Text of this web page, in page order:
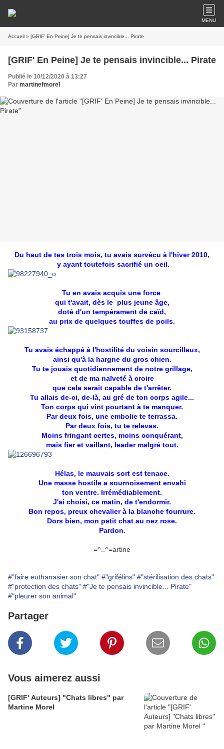
MENU
Accueil » [GRIF' En Peine] Je te pensais invincible... Pirate
[GRIF' En Peine] Je te pensais invincible... Pirate
Publié le 10/12/2020 à 13:27
Par martinefmorel
Du haut de tes trois mois, tu avais survécu à l'hiver 2010,
y ayant toutefois sacrifié un oeil.
Tu en avais acquis une force
qui t'avait, dès le plus jeune âge,
doté d'un tempérament de caïd,
au prix de quelques touffes de poils.
Tu avais échappé à l'hostilité du voisin sourcilleux,
ainsi qu'à la hargne du gros chien.
Tu te jouais quotidiennement de notre grillage,
et de ma naïveté à croire
que cela serait capable de t'arrêter.
Tu allais de-ci, de-là, au gré de ton corps agile...
Ton corps qui vint pourtant à te manquer.
Par deux fois, une embolie te terrassa.
Par deux fois, tu te relevas.
Moins fringant certes, moins conquérant,
mais fier et vaillant, leader malgré tout.
Hélas, le mauvais sort est tenace.
Une masse hostile a sournoisement envahi
ton ventre. Irrémédiablement.
J'ai choisi, ce matin, de t'endormir.
Bon repos, preux chevalier à la blanche fourrure.
Dors bien, mon petit chat au nez rose.
Pardon.
=^..^=artine
#"faire euthanasier son chat" #"grifélins" #"stérilisation des chats"
#"protection des chats" #"Je te pensais invincible... Pirate"
#"pleurer son animal"
Partager
Vous aimerez aussi
[GRIF' Auteurs] "Chats libres" par
Martine Morel